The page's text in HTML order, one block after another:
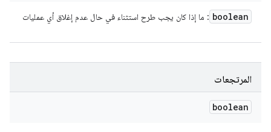
boolean : ما إذا كان يجب طرح استثناء في حال عدم إغلاق أي عمليات
المرتجعات
boolean